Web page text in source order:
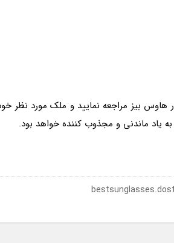
هاوس بیز مراجعه نمایید و ملک مورد نظر
یاد ماندنی و مجذوب کننده خواهد بود.